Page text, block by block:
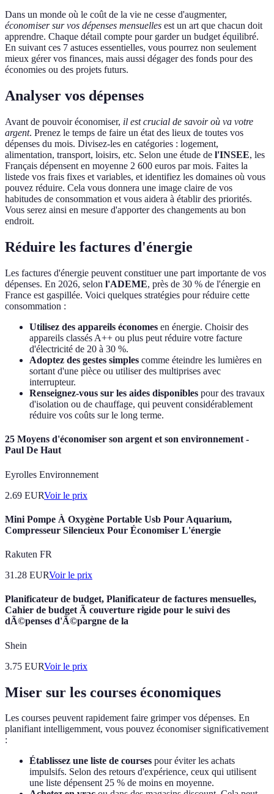
Dans un monde où le coût de la vie ne cesse d'augmenter,
économiser sur vos dépenses mensuelles est un art que chacun doit
apprendre. Chaque détail compte pour garder un budget équilibré.
En suivant ces 7 astuces essentielles, vous pourrez non seulement
mieux gérer vos finances, mais aussi dégager des fonds pour des
économies ou des projets futurs.
Analyser vos dépenses
Avant de pouvoir économiser, il est crucial de savoir où va votre
argent. Prenez le temps de faire un état des lieux de toutes vos
dépenses du mois. Divisez-les en catégories : logement,
alimentation, transport, loisirs, etc. Selon une étude de l'INSEE, les
Français dépensent en moyenne 2 600 euros par mois. Faites la
listede vos frais fixes et variables, et identifiez les domaines où vous
pouvez réduire. Cela vous donnera une image claire de vos
habitudes de consommation et vous aidera à établir des priorités.
Vous serez ainsi en mesure d'apporter des changements au bon
endroit.
Réduire les factures d'énergie
Les factures d'énergie peuvent constituer une part importante de vos
dépenses. En 2026, selon l'ADEME, près de 30 % de l'énergie en
France est gaspillée. Voici quelques stratégies pour réduire cette
consommation :
Utilisez des appareils économes en énergie. Choisir des
appareils classés A++ ou plus peut réduire votre facture
d'électricité de 20 à 30 %.
Adoptez des gestes simples comme éteindre les lumières en
sortant d'une pièce ou utiliser des multiprises avec
interrupteur.
Renseignez-vous sur les aides disponibles pour des travaux
d'isolation ou de chauffage, qui peuvent considérablement
réduire vos coûts sur le long terme.
25 Moyens d'économiser son argent et son environnement -
Paul De Haut
Eyrolles Environnement
2.69 EURVoir le prix
Mini Pompe À Oxygène Portable Usb Pour Aquarium,
Compresseur Silencieux Pour Économiser L'énergie
Rakuten FR
31.28 EURVoir le prix
Planificateur de budget, Planificateur de factures mensuelles,
Cahier de budget Ã couverture rigide pour le suivi des
dÃ©penses d'Ã©pargne de la
Shein
3.75 EURVoir le prix
Miser sur les courses économiques
Les courses peuvent rapidement faire grimper vos dépenses. En
planifiant intelligemment, vous pouvez économiser significativement
:
Établissez une liste de courses pour éviter les achats
impulsifs. Selon des retours d'expérience, ceux qui utilisent
une liste dépensent 25 % de moins en moyenne.